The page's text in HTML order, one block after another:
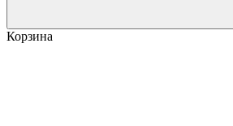
Корзина